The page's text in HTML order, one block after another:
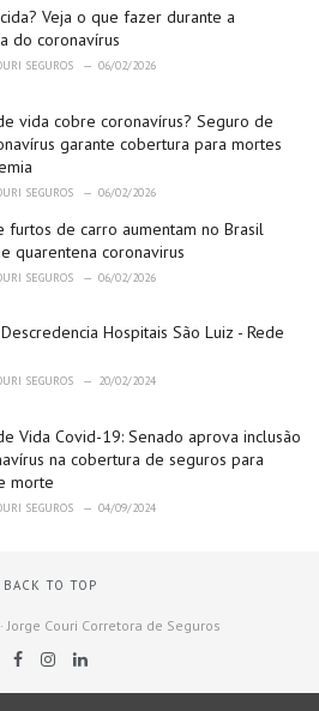
Veja o que fazer durante a
do coronavírus
SEGUROS 06/02/2026
vida cobre coronavírus? Seguro de
garante cobertura para mortes
SEGUROS 06/02/2026
furtos de carro aumentam no Brasil
quarentena coronavirus
SEGUROS 06/02/2026
Hospitais São Luiz - Rede
SEGUROS 20/02/2024
Vida Covid-19: Senado aprova inclusão
na cobertura de seguros para
morte
SEGUROS 04/09/2024
BACK TO TOP
Couri Corretora de Seguros